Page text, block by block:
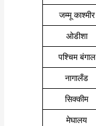
जम्मू काश्मीर
ओडीशा
पश्चिम बंगाल
नागालँड
सिक्कीम
मेघालय